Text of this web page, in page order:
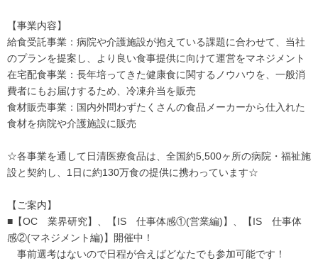
【事業内容】
給食受託事業：病院や介護施設が抱えている課題に合わせて、当社
のプランを提案し、より良い食事提供に向けて運営をマネジメント
在宅配食事業：長年培ってきた健康食に関するノウハウを、一般消
費者にもお届けするため、冷凍弁当を販売
食材販売事業：国内外問わずたくさんの食品メーカーから仕入れた
食材を病院や介護施設に販売
☆各事業を通して日清医療食品は、全国約5,500ヶ所の病院・福祉施
設と契約し、1日に約130万食の提供に携わっています☆
【ご案内】
■【OC 業界研究】、【IS 仕事体感①(営業編)】、【IS 仕事体
感②(マネジメント編)】開催中！
事前選考はないので日程が合えばどなたでも参加可能です！